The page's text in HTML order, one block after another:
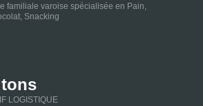
familiale varoise spécialisée en Pain,
Snacking
LOGISTIQUE